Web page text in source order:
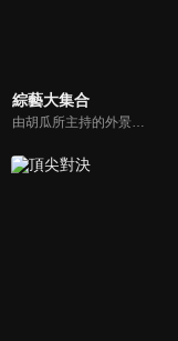
綜藝大集合
由胡瓜所主持的外景綜藝節目，秉持著「幸福好運到，獎金送夠夠」的精神，和眾多藝人與鄉親同樂玩遊戲拿獎金，介紹各地的人文、美食、特產等，提供豐富多元的內容，不間斷的笑料，讓您忘卻一切煩惱、開懷大笑。